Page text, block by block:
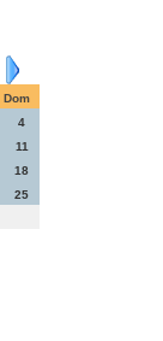
Dom
4
11
18
25